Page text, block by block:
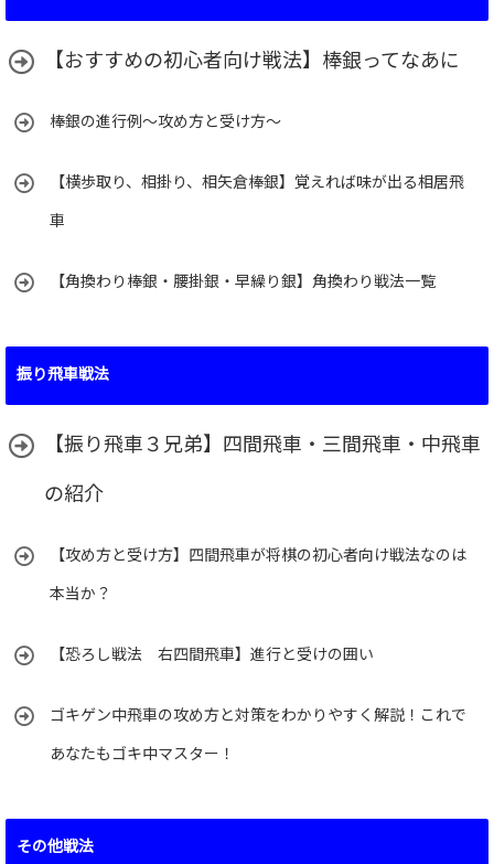
【おすすめの初心者向け戦法】棒銀ってなあに
棒銀の進行例～攻め方と受け方～
【横歩取り、相掛り、相矢倉棒銀】覚えれば味が出る相居飛
車
【角換わり棒銀・腰掛銀・早繰り銀】角換わり戦法一覧
振り飛車戦法
【振り飛車３兄弟】四間飛車・三間飛車・中飛車
の紹介
【攻め方と受け方】四間飛車が将棋の初心者向け戦法なのは
本当か？
【恐ろし戦法 右四間飛車】進行と受けの囲い
ゴキゲン中飛車の攻め方と対策をわかりやすく解説！これで
あなたもゴキ中マスター！
その他戦法